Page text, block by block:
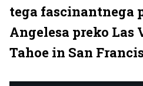
tega fascinantnega
Angelesa preko Las
Tahoe in San